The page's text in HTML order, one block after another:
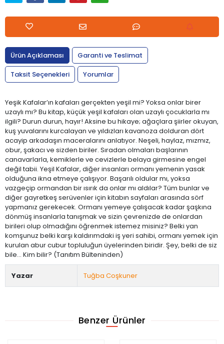
Ürün Açıklaması
Garanti ve Teslimat
Taksit Seçenekleri
Yorumlar
Yeşik Kafalar’ın kafaları gerçekten yeşil mi? Yoksa onlar birer
uzaylı mı? Bu kitap, küçük yeşil kafaları olan uzaylı çocuklarla mı
ilgili? Durun durun, hayır! Aksine bu hikaye; ağaçlara şiirler okuyan,
kuş yuvalarını kurcalayan ve yıldızları kavanoza dolduran dört
acayip arkadaşın maceralarını anlatıyor. Neşeli, haylaz, mızmız,
obur, şakacı ve sizden biriler. Sıradan olmaları başlarının
canavarlarla, kemiklerle ve cevizlerle belaya girmesine engel
değil tabii. Yeşil Kafalar, diğer insanları ormanı yemenin yasak
olduğuna ikna etmeye çalışıyor. Başarılı oldular mı, yoksa
vazgeçip ormandan bir ısırık da onlar mı aldılar? Tüm bunlar ve
diğer gayretkeş serüvenler için kitabın sayfaları arasında sörf
yapmanız gerekecek. Ormanı yemeye çalışacak kadar şaşkına
dönmüş insanlarla tanışmak ve sizin çevrenizde de onlardan
birileri olup olmadığını öğrenmek istemez misiniz? Belki yan
komşunuz belki karşı kaldırımdaki iş yeri sahibi, ormanı yemek için
kurulan abur cubur topluluğun üyelerinden biridir. Şey, belki de siz
bile… Kim bilir? (Tanıtım Bülteninden)
Yazar Tuğba Coşkuner
Benzer Ürünler